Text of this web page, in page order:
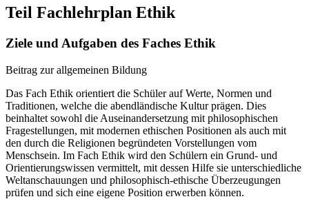
Teil Fachlehrplan Ethik
Ziele und Aufgaben des Faches Ethik
Beitrag zur allgemeinen Bildung
Das Fach Ethik orientiert die Schüler auf Werte, Normen und
Traditionen, welche die abendländische Kultur prägen. Dies
beinhaltet sowohl die Auseinandersetzung mit philosophischen
Fragestellungen, mit modernen ethischen Positionen als auch mit
den durch die Religionen begründeten Vorstellungen vom
Menschsein. Im Fach Ethik wird den Schülern ein Grund- und
Orientierungswissen vermittelt, mit dessen Hilfe sie unterschiedliche
Weltanschauungen und philosophisch-ethische Überzeugungen
prüfen und sich eine eigene Position erwerben können.